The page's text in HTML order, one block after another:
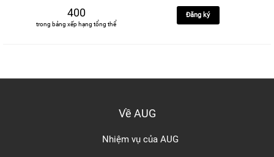
400
trong bảng xếp hạng tổng thể
Đăng ký
Về AUG
Nhiệm vụ của AUG